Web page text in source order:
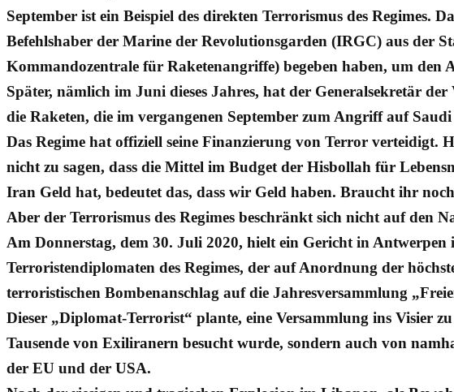
September ist ein Beispiel des direkten Terrorismus des Regimes.
Befehlshaber der Marine der Revolutionsgarden (IRGC) aus der
Kommandozentrale für Raketenangriffe) begeben haben, um den
Später, nämlich im Juni dieses Jahres, hat der Generalsekretär
die Raketen, die im vergangenen September zum Angriff auf
Das Regime hat offiziell seine Finanzierung von Terror
nicht zu sagen, dass die Mittel im Budget der Hisbollah für
Iran Geld hat, bedeutet das, dass wir Geld haben. Braucht ihr
Aber der Terrorismus des Regimes beschränkt sich nicht auf den
Am Donnerstag, dem 30. Juli 2020, hielt ein Gericht in
Terroristendiplomaten des Regimes, der auf Anordnung der
terroristischen Bombenanschlag auf die Jahresversammlung
Dieser „Diplomat-Terrorist“ plante, eine Versammlung ins Visier
Tausende von Exiliranern besucht wurde, sondern auch von
der EU und der USA.